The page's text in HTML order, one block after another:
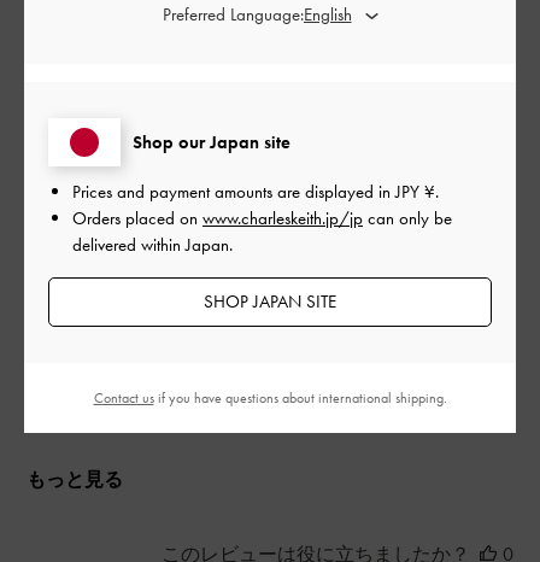
大きさもちょうど良く旅行に持っていこうと思っています。形
サイズ: その他（シューズ以外） |カラー: ブラック系
とても良かった
とても良かった
もっと見る
このレビューは役に立ちましたか？
0
Shop our Japan site
Prices and payment amounts are displayed inJPY ¥.
Orders placed on www.charleskeith.jp/jp can only be
delivered within Japan.
SHOP JAPAN SITE
Preferred Language:
Contact usif you have questions about international shipping.